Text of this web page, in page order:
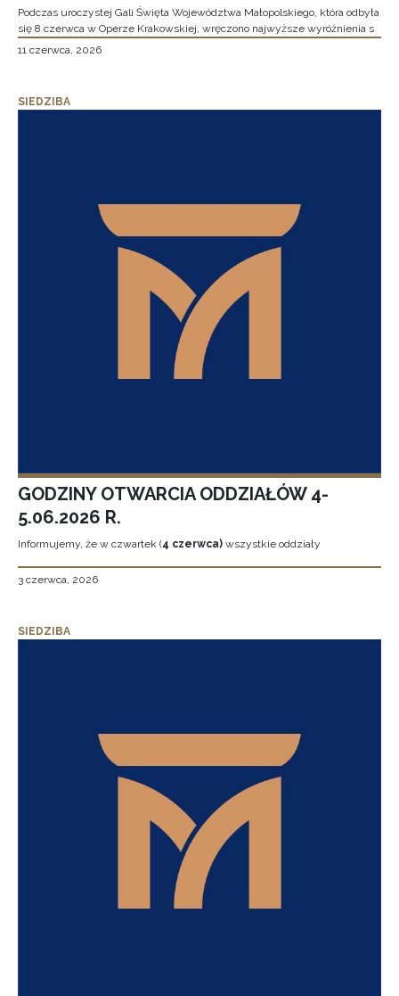
Podczas uroczystej Gali Święta Województwa Małopolskiego, która odbyła
się 8 czerwca w Operze Krakowskiej, wręczono najwyższe wyróżnienia s
11 czerwca, 2026
SIEDZIBA
GODZINY OTWARCIA ODDZIAŁÓW 4-
5.06.2026 R.
Informujemy, że w czwartek (4 czerwca) wszystkie oddziały
3 czerwca, 2026
SIEDZIBA